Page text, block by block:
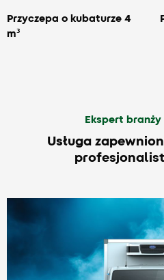
Przyczepa o kubaturze 4
m³
Ekspert branży
Usługa